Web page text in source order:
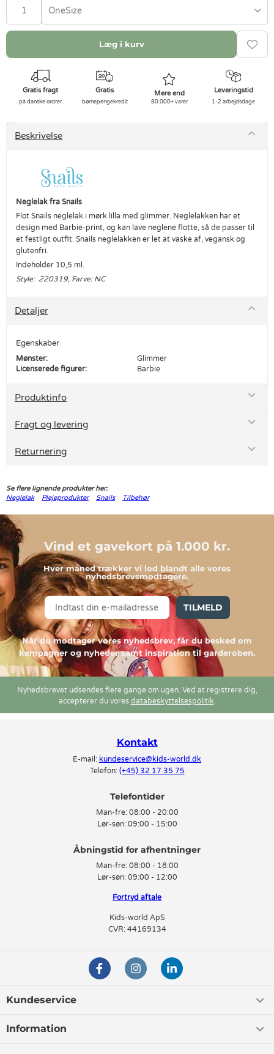
OneSize
Læg i kurv
Gratis fragt
på danske ordrer
Gratis
børnepengekredit
Mere end
80.000+ varer
Leveringstid
1-2 arbejdsdage
Beskrivelse
Neglelak fra Snails
Flot Snails neglelak i mørk lilla med glimmer. Neglelakken har et
design med Barbie-print, og kan lave neglene flotte, så de passer til
et festligt outfit. Snails neglelakken er let at vaske af, vegansk og
glutenfri.
Indeholder 10,5 ml.
Style: 220319, Farve: NC
Detaljer
Egenskaber
Mønster:
Glimmer
Licenserede figurer:
Barbie
Produktinfo
Fragt og levering
Returnering
Se flere lignende produkter her:
Neglelak
Plejeprodukter Snails Tilbehør
Vind et gavekort på 1.000 kr.
Hver måned trækker vi lod blandt alle vores
nyhedsbrevsmodtagere.
TILMELD
Når du modtager vores nyhedsbrev, får du besked om
kampagner og nyheder samt inspiration til garderoben.
Nyhedsbrevet udsendes flere gange om ugen. Ved at registrere dig,
accepterer du vores databeskyttelsespolitik.
Kontakt
E-mail: kundeservice@kids-world.dk
Telefon: (+45) 32 17 35 75
Telefontider
Man-fre: 08:00 - 20:00
Lør-søn: 09:00 - 15:00
Man-fre: 08:00 - 18:00
Lør-søn: 09:00 - 12:00
Fortryd aftale
Kids-world ApS
CVR: 44169134
Kundeservice
Information